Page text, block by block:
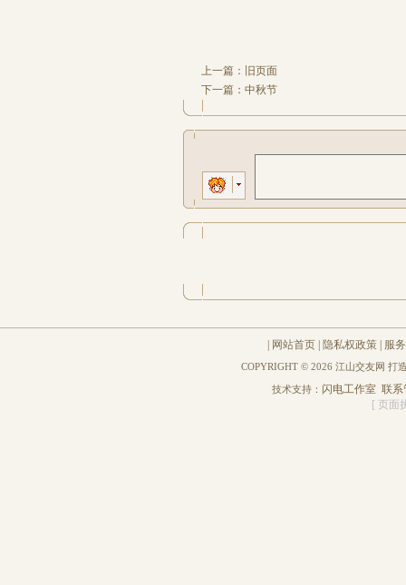
上一篇：
旧页面
下一篇： 中秋节
网站首页 隐私权政策 服
COPYRIGHT © 2026 江山交友网 打
技术支持： 闪电工作室 联系
[ 页面